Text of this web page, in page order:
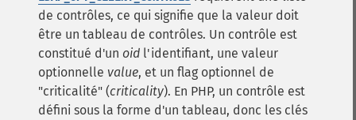
de contrôles, ce qui signifie que la valeur doit
être un tableau de contrôles. Un contrôle est
constitué d'un oid l'identifiant, une valeur
optionnelle value, et un flag optionnel de
"criticalité" (criticality). En PHP, un contrôle est
défini sous la forme d'un tableau, donc les clés